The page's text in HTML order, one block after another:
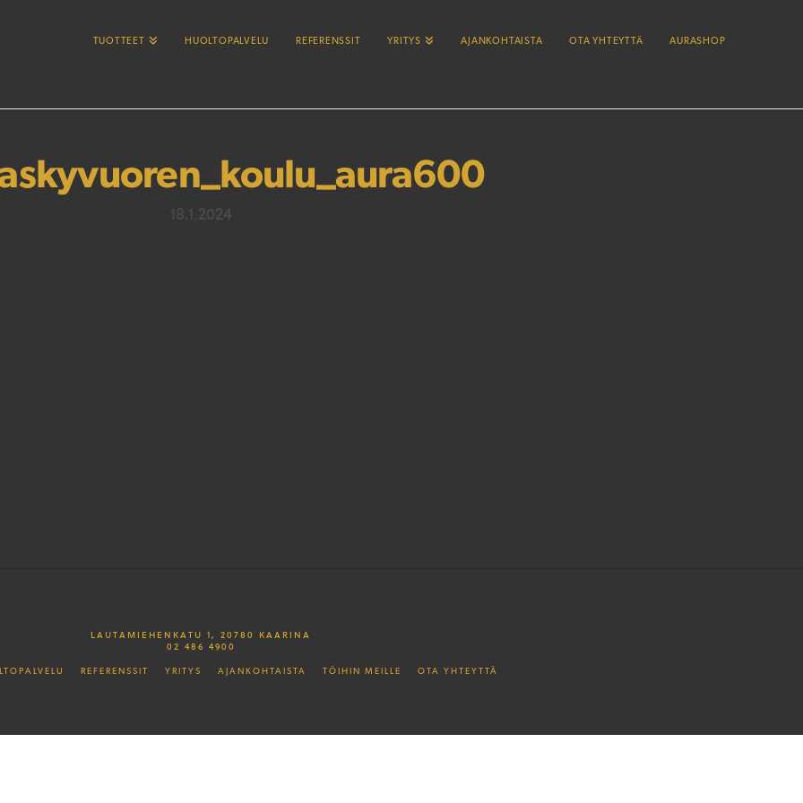
TUOTTEET HUOLTOPALVELU REFERENSSIT YRITYS AJANKOHTAISTA OTA YHTEYTTÄ AURASHOP
LAUTAMIEHENKATU 1, 20780 KAARINA
02 486 4900
REFERENSSIT YRITYS AJANKOHTAISTA TÖIHIN MEILLE OTA YHTEYTTÄ